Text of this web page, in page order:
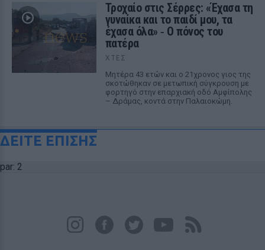
Τροχαίο στις Σέρρες: «Έχασα τη
γυναίκα και το παιδί μου, τα
έχασα όλα» ‑ Ο πόνος του
πατέρα
ΧΤΕΣ
Μητέρα 43 ετών και ο 21χρονος γιος της
σκοτώθηκαν σε μετωπική σύγκρουση με
φορτηγό στην επαρχιακή οδό Αμφίπολης
– Δράμας, κοντά στην Παλαιοκώμη.
ΔΕΙΤΕ ΕΠΙΣΗΣ
par: 2